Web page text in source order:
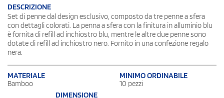
DESCRIZIONE
Set di penne dal design esclusivo, composto da tre penne a sfera
con dettagli colorati. La penna a sfera con la finitura in alluminio blu
è fornita di refill ad inchiostro blu, mentre le altre due penne sono
dotate di refill ad inchiostro nero. Fornito in una confezione regalo
nera.
MATERIALE
Bamboo
MINIMO ORDINABILE
10 pezzi
DIMENSIONE